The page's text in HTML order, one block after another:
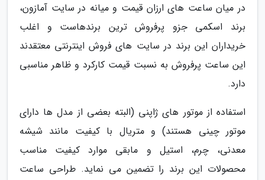
در میان ساعت های ارزان قیمت و میانه در سایت آمازون،
برند اسکمی جزو پرفروش ترین برندهاست و اغلب
خریداران این برند در سایت های فروش اینترنتی معتقدند
این ساعت پرفروش به نسبت قیمت کارکرد و ظاهر مناسبی
دارد.
استفاده از موتور های ژاپنی (البته بعضی از مدل ها دارای
موتور چینی هستند) و متریال با کیفیت مانند شیشه
معدنی، چرم، استیل و مابقی موارد کیفیت مناسب
محصولات این برند را تضمین می نماید. طراحی ساعت